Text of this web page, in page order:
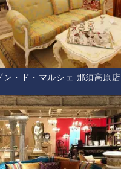
ン・ド・マルシェ 那須高原店